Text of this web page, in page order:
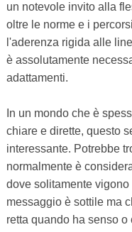
un notevole invito alla
oltre le norme e i
l'aderenza rigida alle
è assolutamente
adattamenti.
In un mondo che è
chiare e dirette, questo
interessante. Potrebbe
normalmente è
dove solitamente vigono
messaggio è sottile ma
retta quando ha senso o